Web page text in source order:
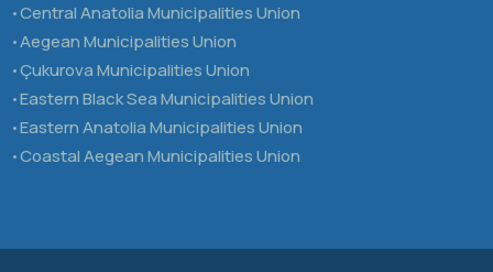
Central Anatolia Municipalities Union
Aegean Municipalities Union
Çukurova Municipalities Union
Eastern Black Sea Municipalities Union
Eastern Anatolia Municipalities Union
Coastal Aegean Municipalities Union